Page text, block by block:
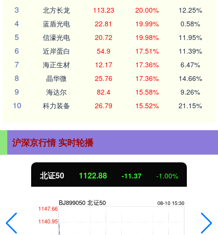
3 北方长龙 113.23 20.00% 12.25%
4 蓝盾光电 22.81 19.99% 0.58%
5 信濠光电 20.72 19.98% 11.95%
6 近岸蛋白 54.9 17.51% 11.39%
7 海正生材 12.17 17.36% 6.47%
8 晶华微 25.76 17.36% 14.66%
9 海达尔 82.4 15.58% 9.26%
10 科力装备 26.79 15.52% 21.15%
沪深京行情 实时轮播
北证50 1122.88 -11.37 -1.00%